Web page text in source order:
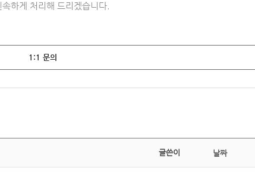
하게 처리해 드리겠습니다.
1:1 문의
글쓴이 날짜